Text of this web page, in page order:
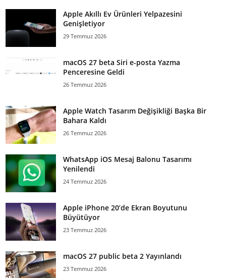
Apple Akıllı Ev Ürünleri Yelpazesini
Genişletiyor
29 Temmuz 2026
macOS 27 beta Siri e-posta Yazma
Penceresine Geldi
26 Temmuz 2026
Apple Watch Tasarım Değişikliği Başka Bir
Bahara Kaldı
26 Temmuz 2026
WhatsApp iOS Mesaj Balonu Tasarımı
Yenilendi
24 Temmuz 2026
Apple iPhone 20’de Ekran Boyutunu
Büyütüyor
23 Temmuz 2026
macOS 27 public beta 2 Yayınlandı
23 Temmuz 2026